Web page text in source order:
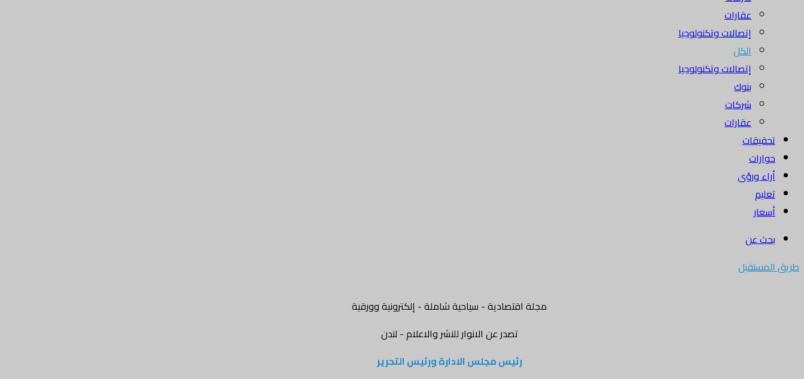
عقارات
إتصالات وتكنولوجيا
الكل
إتصالات وتكنولوجيا
بنوك
شركات
عقارات
تحقيقات
حوارات
أراء ورؤى
تعليم
أسعار
بحث عن
طريق المستقبل
مجلة اقتصادية - سياحية شاملة - إلكترونية وورقية
تصدر عن الانوار للنشر والاعلام - لندن
رئيس مجلس الادارة ورئيس التحرير